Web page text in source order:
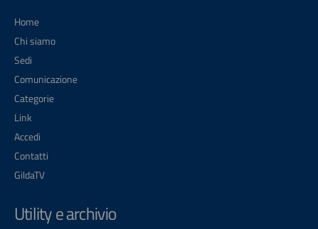
Home
Chi siamo
Sedi
Comunicazione
Categorie
Link
Accedi
Contatti
GildaTV
Utility e archivio